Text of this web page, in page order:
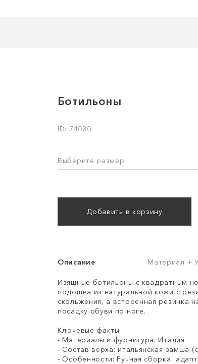
Ботильоны
ID: 74030
Выберите размер
Добавить в корзину
Описание Материал +
Изящные ботильоны с квадратным
подошва из натуральной кожи с
скольжения, а встроенная резинка
посадку обуви по ноге.
Ключевые факты
- Материалы и фурнитура: Италия
- Состав верха: итальянская замша
- Особенности: Ручная сборка,